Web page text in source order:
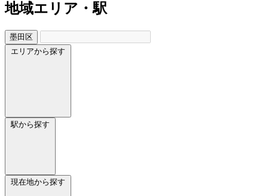
地域エリア・駅
墨田区
エリアから探す
駅から探す
現在地から探す